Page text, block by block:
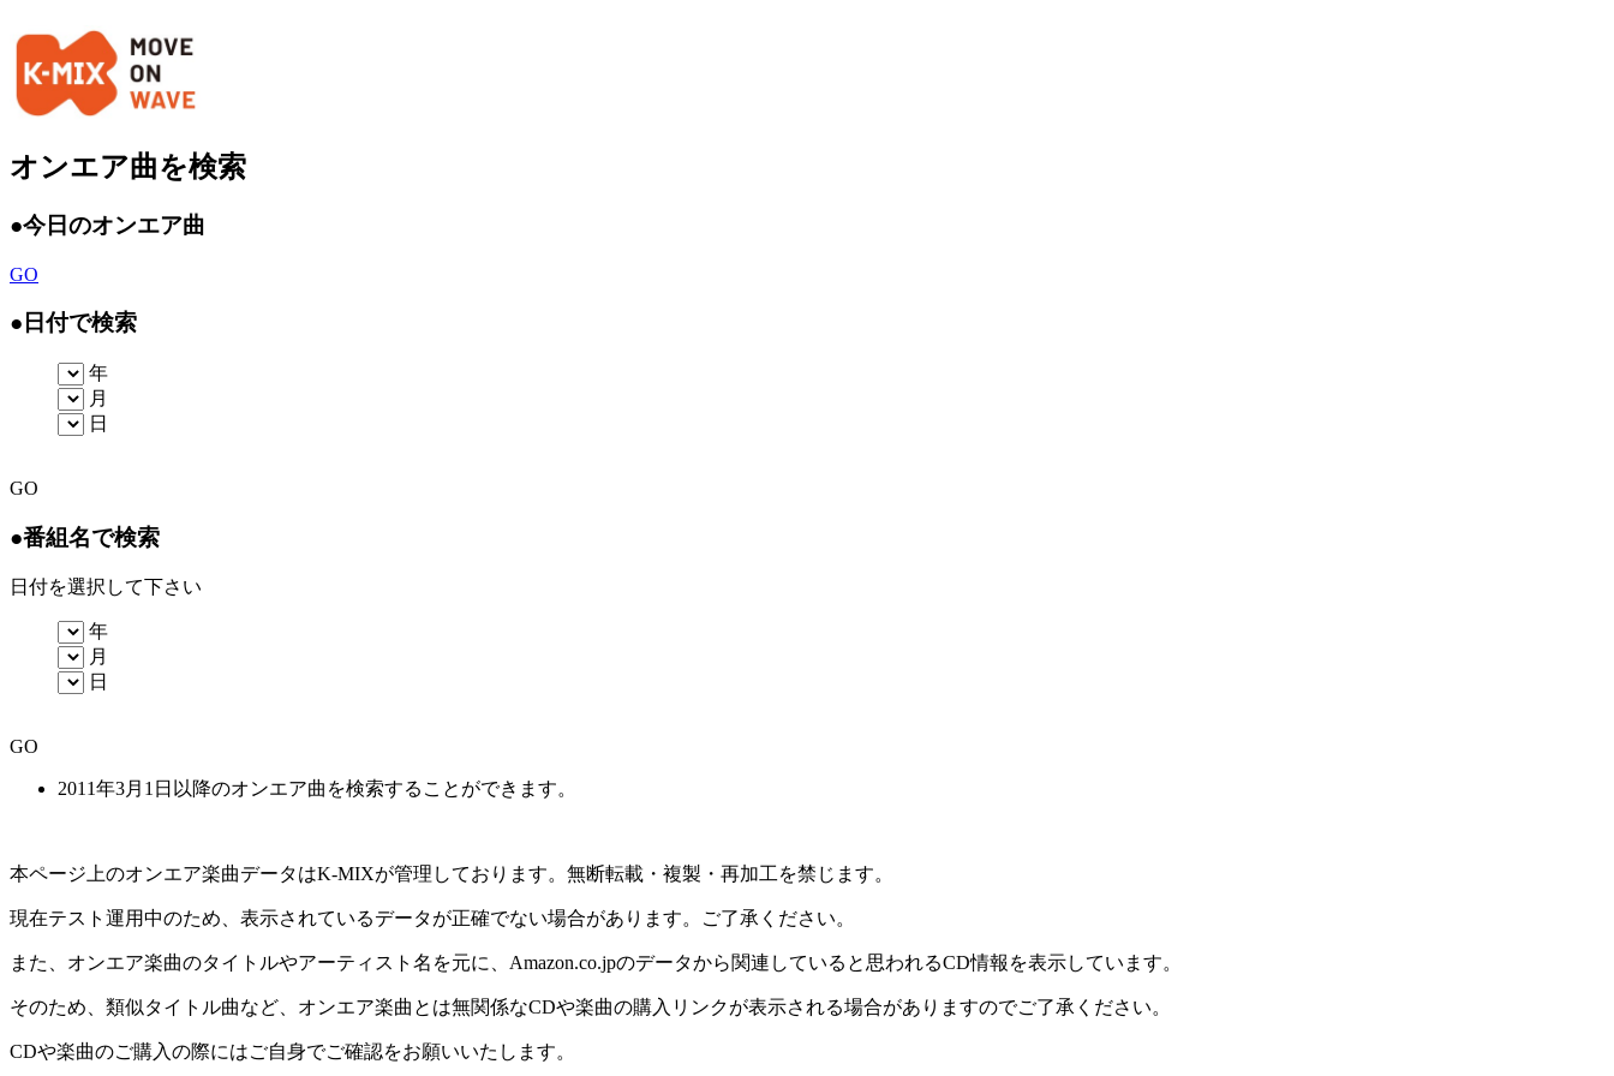
オンエア曲を検索
●今日のオンエア曲
GO
● 日付で検索
年
月
日
GO
●番組名で検索
日付を選択して下さい
年
月
日
GO
2011年3月1日以降のオンエア曲を検索することができます。
本ページ上のオンエア楽曲データはK-MIXが管理しております。無断転載・複製・再加工を禁じます。
現在テスト運用中のため、表示されているデータが正確でない場合があります。ご了承ください。
また、オンエア楽曲のタイトルやアーティスト名を元に、Amazon.co.jpのデータから関連していると思われるCD情報を表示しています。
そのため、類似タイトル曲など、オンエア楽曲とは無関係なCDや楽曲の購入リンクが表示される場合がありますのでご了承ください。
CDや楽曲のご購入の際にはご自身でご確認をお願いいたします。